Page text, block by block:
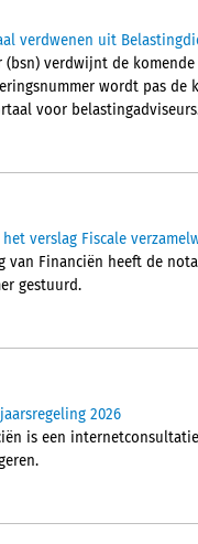
verdwenen uit
(bsn) verdwijnt de
wordt pas
voor
verslag Fiscale
van Financiën heeft de
gestuurd.
2026
is een